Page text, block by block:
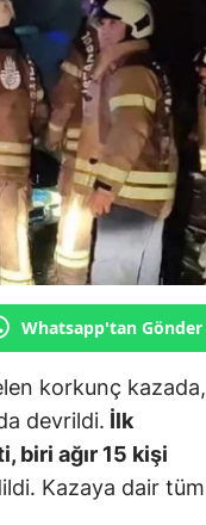
Whatsapp'tan Gönder
korkunç kazada,
devrildi. İlk
biri ağır 15 kişi
Kazaya dair tüm